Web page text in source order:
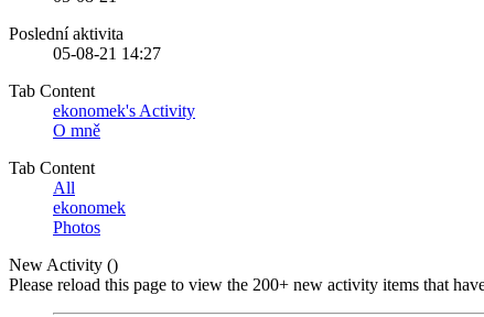
Poslední aktivita
05-08-21 14:27
Tab Content
ekonomek's Activity
O mně
Tab Content
All
ekonomek
Photos
New Activity ()
Please reload this page to view the 200+ new activity items that